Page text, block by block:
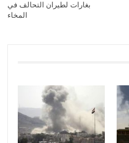
بغارات لطيران التحالف في
المخاء